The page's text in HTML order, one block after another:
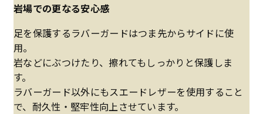
岩場での更なる安心感
足を保護するラバーガードはつま先からサイドに使
用。
岩などにぶつけたり、擦れてもしっかりと保護しま
す。
ラバーガード以外にもスエードレザーを使用すること
で、耐久性・堅牢性向上させています。